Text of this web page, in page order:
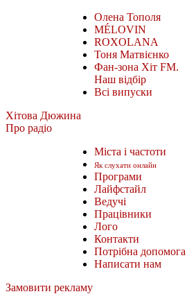
Олена Тополя
MÉLOVIN
ROXOLANA
Тоня Матвієнко
Фан-зона Хіт FM.
Наш відбір
Всі випуски
Хітова Дюжина
Про радіо
Міста і частоти
Як слухати онлайн
Програми
Лайфстайл
Ведучі
Працівники
Лого
Контакти
Потрібна допомога
Написати нам
Замовити рекламу